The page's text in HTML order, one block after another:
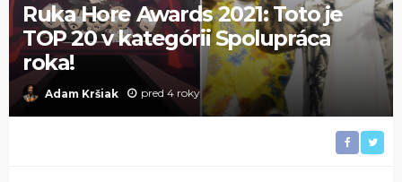
Ruka Hore Awards 2021: Toto je
TOP 20 v kategórii Spolupráca
roka!
Adam Kršiak pred 4 roky